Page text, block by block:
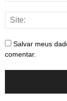
Salvar meus
comentar.